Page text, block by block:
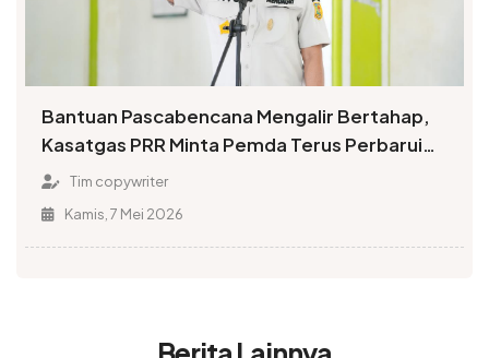
Bantuan Pascabencana Mengalir Bertahap,
Kasatgas PRR Minta Pemda Terus Perbarui
Data Penerima
Tim copywriter
Kamis, 7 Mei 2026